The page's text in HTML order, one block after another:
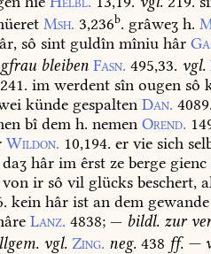
Msh. 3,236b. grâweʒ h.
sô sint guldîn mîniu hâr
bleiben Fasn. 495,33. vgl.
im werdent sîn ougen sô
künde gespalten Dan. 4089.
bî dem h. nemen Orend.
Wildon. 10,194. er vie sich
daʒ hâr im êrst ze berge gienc
von ir sô vil glücks beschert,
kein hâr ist an dem gewande
Lanz. 4838; — bildl. zur
vgl. Zing. neg. 438 ff. —